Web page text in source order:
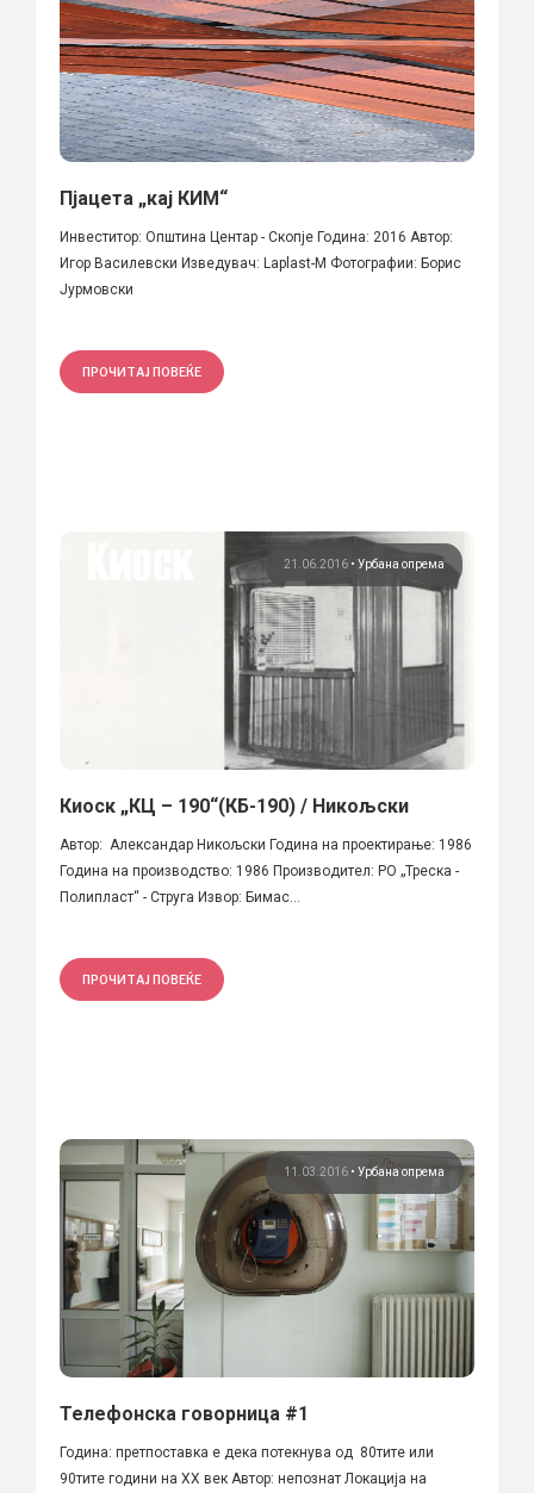
Пјацета „кај КИМ“
Инвеститор: Општина Центар - Скопје Година: 2016 Автор:
Игор Василевски Изведувач: Laplast-M Фотографии: Борис
Јурмовски
ПРОЧИТАЈ ПОВЕЌЕ
21.06.2016 • Урбана опрема
Киоск „КЦ – 190“(КБ-190) / Никољски
Автор: Александар Никољски Година на проектирање: 1986
Година на производство: 1986 Производител: РО „Треска -
Полипласт“ - Струга Извор: Бимас...
ПРОЧИТАЈ ПОВЕЌЕ
11.03.2016 • Урбана опрема
Телефонска говорница #1
Година: претпоставка е дека потекнува од 80тите или
90тите години на XX век Автор: непознат Локација на